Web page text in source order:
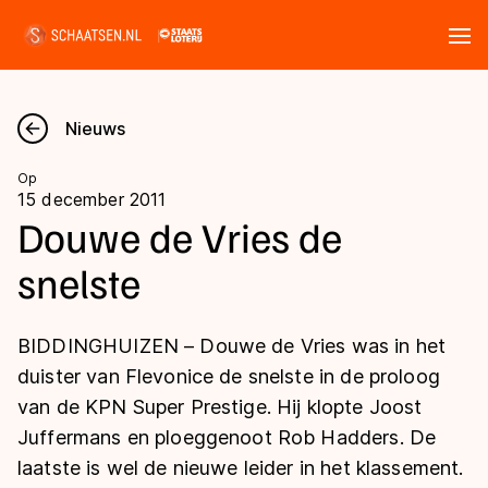
Nieuws
Kalender
Disciplines
Langebaan
Shorttrack
Inlineskaten
Uitslagen
Langebaan
Shorttrack
Marathon
Tijden & historie
Ranglijsten Langebaan
Nieuws
Op
15 december 2011
Douwe de Vries de
snelste
BIDDINGHUIZEN – Douwe de Vries was in het
duister van Flevonice de snelste in de proloog
van de KPN Super Prestige. Hij klopte Joost
Juffermans en ploeggenoot Rob Hadders. De
laatste is wel de nieuwe leider in het klassement.